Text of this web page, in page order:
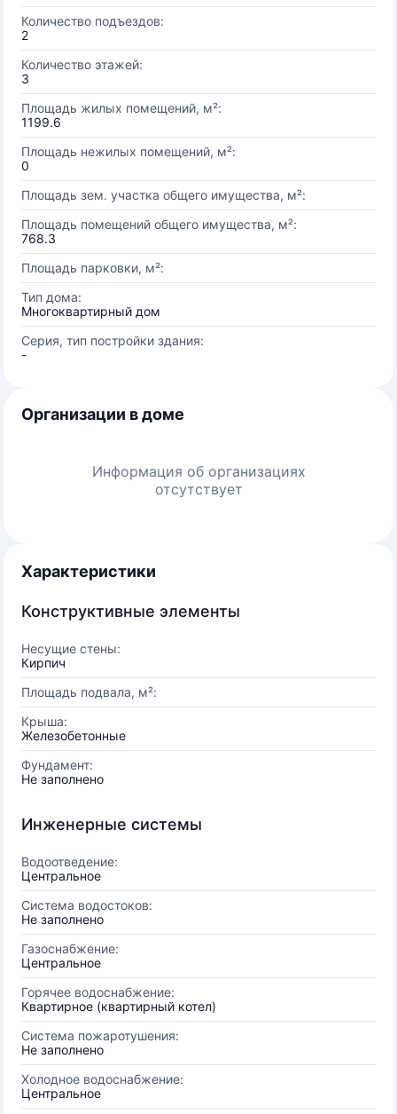
Количество подъездов:
2
Количество этажей:
3
Площадь жилых помещений, м²:
1199.6
Площадь нежилых помещений, м²:
0
Площадь зем. участка общего имущества, м²:
Площадь помещений общего имущества, м²:
768.3
Площадь парковки, м²:
Тип дома:
Многоквартирный дом
Серия, тип постройки здания:
-
Организации в доме
Информация об организациях
отсутствует
Характеристики
Конструктивные элементы
Несущие стены:
Кирпич
Площадь подвала, м²:
Крыша:
Железобетонные
Фундамент:
Не заполнено
Инженерные системы
Водоотведение:
Центральное
Система водостоков:
Не заполнено
Газоснабжение:
Центральное
Горячее водоснабжение:
Квартирное (квартирный котел)
Система пожаротушения:
Не заполнено
Холодное водоснабжение:
Центральное